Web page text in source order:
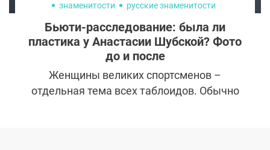
знаменитости русские знаменитости
Бьюти-расследование: была ли
пластика у Анастасии Шубской? Фото
до и после
Женщины великих спортсменов –
отдельная тема всех таблоидов. Обычно